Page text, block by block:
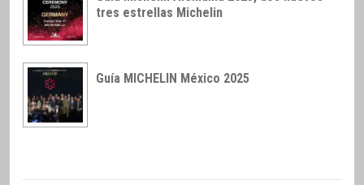
tres estrellas Michelin
Guía MICHELIN México 2025